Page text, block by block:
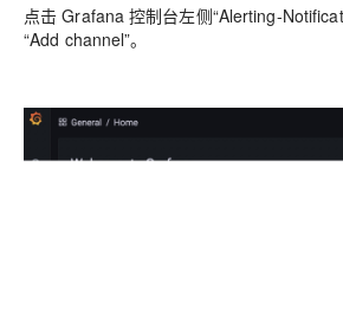
点击 Grafana 控制台左侧“Alerting-
“Add channel”。